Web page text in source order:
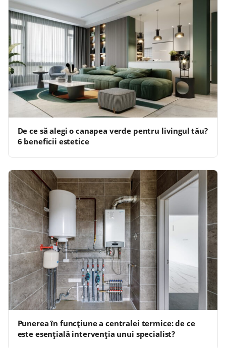
De ce să alegi o canapea verde pentru livingul tău?
6 beneficii estetice
Punerea în funcțiune a centralei termice: de ce
este esențială intervenția unui specialist?